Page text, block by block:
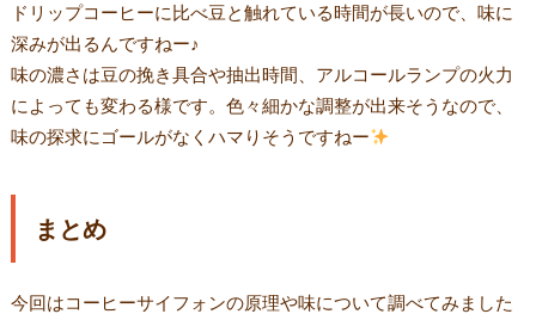
ドリップコーヒーに比べ豆と触れている時間が長いので、味に
深みが出るんですねー♪
味の濃さは豆の挽き具合や抽出時間、アルコールランプの火力
によっても変わる様です。色々細かな調整が出来そうなので、
味の探求にゴールがなくハマりそうですねー
まとめ
今回はコーヒーサイフォンの原理や味について調べてみました